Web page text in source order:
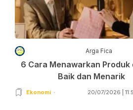
Arga Fica
6 Cara Menawarkan Produk
Baik dan Menarik
Ekonomi 20/07/2026 |